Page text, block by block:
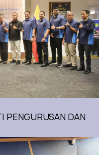
PENGURUSAN DAN